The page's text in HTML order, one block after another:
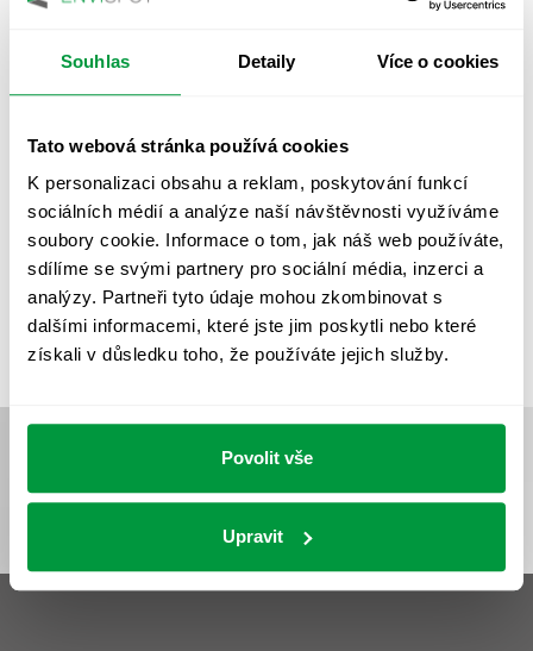
Souhlas Detaily Více o cookies
Tato webová stránka používá cookies
K personalizaci obsahu a reklam, poskytování funkcí
sociálních médií a analýze naší návštěvnosti využíváme
soubory cookie. Informace o tom, jak náš web používáte,
sdílíme se svými partnery pro sociální média, inzerci a
analýzy. Partneři tyto údaje mohou zkombinovat s
dalšími informacemi, které jste jim poskytli nebo které
získali v důsledku toho, že používáte jejich služby.
Povolit vše
Upravit
VÝPOČET OSVĚTLENÍ VÝPOČET ZASTÍNĚNÍ
VÝPOČTY A NÁVRHY
ZKOUŠKY NOUZOVÉHO OSVĚTLENÍ